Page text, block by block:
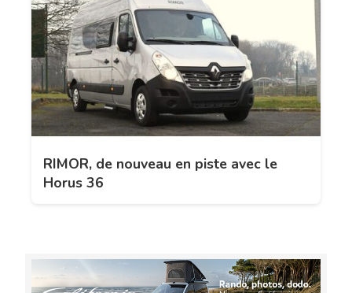
RIMOR, de nouveau en piste avec le
Horus 36